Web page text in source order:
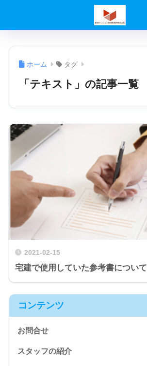
ホーム タグ
「テキスト」の記事一覧
2021-02-15
宅建で使用していた参考書について
コンテンツ
お問合せ
スタッフの紹介